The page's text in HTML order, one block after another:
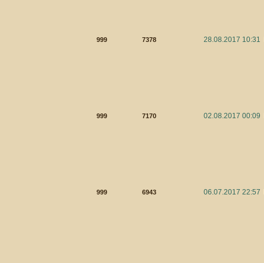
999 7378 28.08.2017 10:31
999 7170 02.08.2017 00:09
999 6943 06.07.2017 22:57